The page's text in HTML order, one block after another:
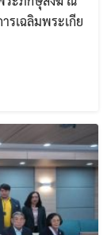
รเฉลิมพระเกีย